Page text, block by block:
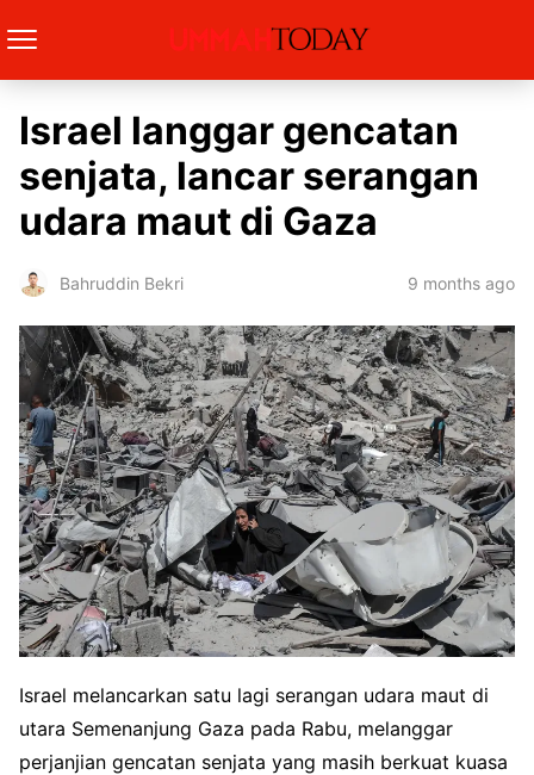
Israel langgar gencatan
senjata, lancar serangan
udara maut di Gaza
Bahruddin Bekri 9 months ago
Israel melancarkan satu lagi serangan udara maut di
utara Semenanjung Gaza pada Rabu, melanggar
perjanjian gencatan senjata yang masih berkuat kuasa